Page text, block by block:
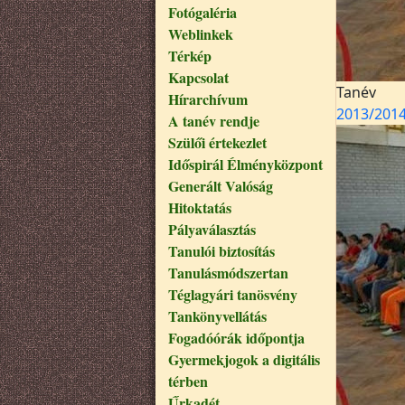
Fotógaléria
Weblinkek
Térkép
Kapcsolat
Hírarchívum
A tanév rendje
Szülői értekezlet
Időspirál Élményközpont
Generált Valóság
Hitoktatás
Pályaválasztás
Tanulói biztosítás
Tanulásmódszertan
Téglagyári tanösvény
Tankönyvellátás
Fogadóórák időpontja
Gyermekjogok a digitális
térben
Tanév
2013/